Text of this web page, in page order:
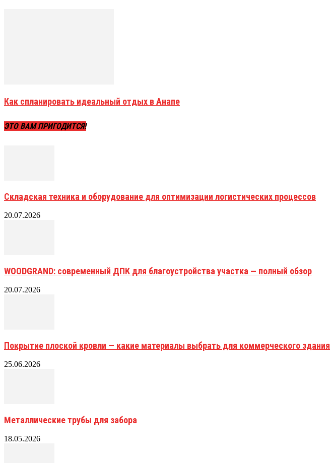
Как спланировать идеальный отдых в Анапе
ЭТО ВАМ ПРИГОДИТСЯ!
Складская техника и оборудование для оптимизации логистических процессов
20.07.2026
WOODGRAND: современный ДПК для благоустройства участка — полный обзор
20.07.2026
Покрытие плоской кровли — какие материалы выбрать для коммерческого здания
25.06.2026
Металлические трубы для забора
18.05.2026